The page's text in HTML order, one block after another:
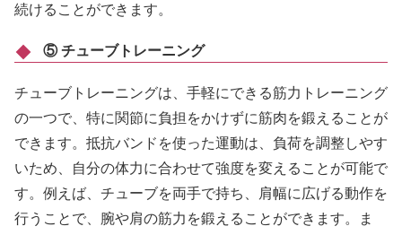
続けることができます。
⑤ チューブトレーニング
チューブトレーニングは、手軽にできる筋力トレーニング
の一つで、特に関節に負担をかけずに筋肉を鍛えることが
できます。抵抗バンドを使った運動は、負荷を調整しやす
いため、自分の体力に合わせて強度を変えることが可能で
す。例えば、チューブを両手で持ち、肩幅に広げる動作を
行うことで、腕や肩の筋力を鍛えることができます。ま